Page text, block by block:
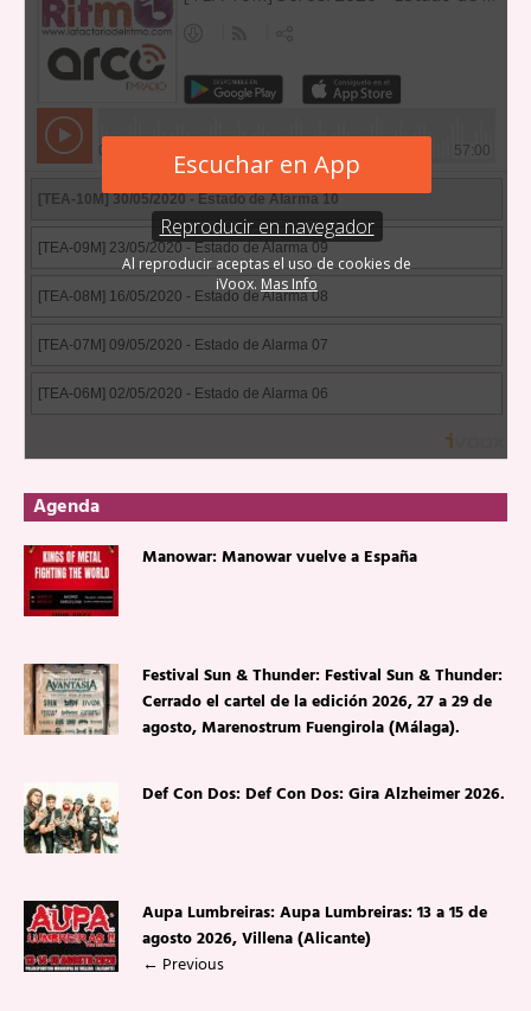
Agenda
Manowar: Manowar vuelve a España
Festival Sun & Thunder: Festival Sun & Thunder:
Cerrado el cartel de la edición 2026, 27 a 29 de
agosto, Marenostrum Fuengirola (Málaga).
Def Con Dos: Def Con Dos: Gira Alzheimer 2026.
Aupa Lumbreiras: Aupa Lumbreiras: 13 a 15 de
agosto 2026, Villena (Alicante)
← Previous